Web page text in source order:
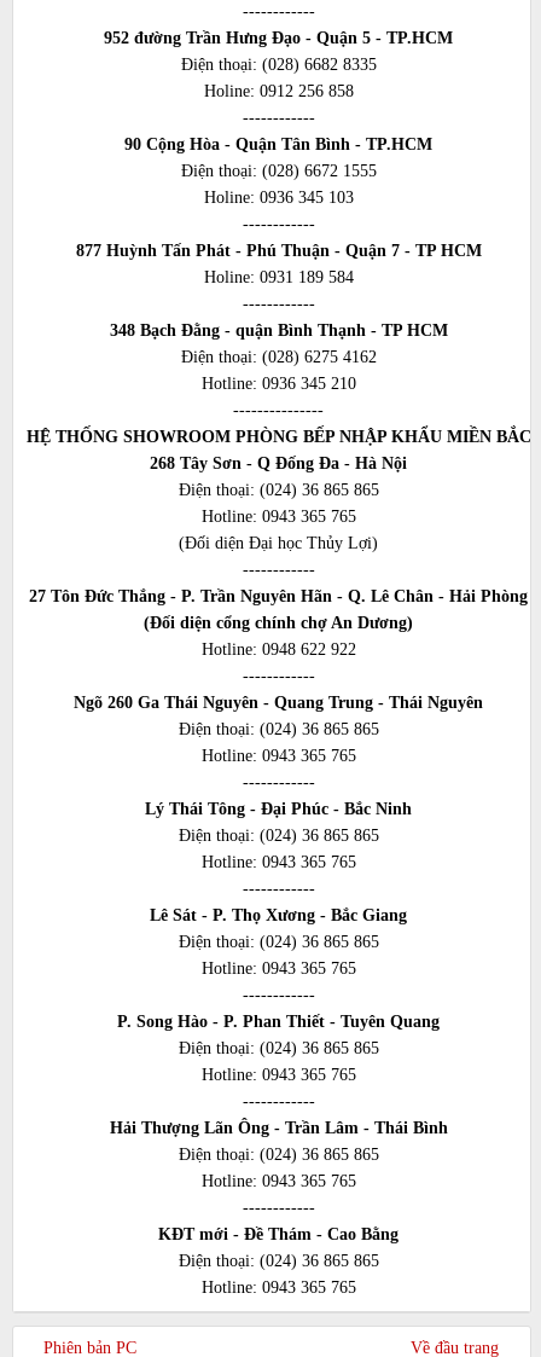
------------
952 đường Trần Hưng Đạo - Quận 5 - TP.HCM
Điện thoại: (028) 6682 8335
Holine: 0912 256 858
------------
90 Cộng Hòa - Quận Tân Bình - TP.HCM
Điện thoại: (028) 6672 1555
Holine: 0936 345 103
------------
877 Huỳnh Tấn Phát - Phú Thuận - Quận 7 - TP HCM
Holine: 0931 189 584
------------
348 Bạch Đằng - quận Bình Thạnh - TP HCM
Điện thoại: (028) 6275 4162
Hotline: 0936 345 210
---------------
HỆ THỐNG SHOWROOM PHÒNG BẾP NHẬP KHẨU MIỀN BẮC
268 Tây Sơn - Q Đống Đa - Hà Nội
Điện thoại: (024) 36 865 865
Hotline: 0943 365 765
(Đối diện Đại học Thủy Lợi)
------------
27 Tôn Đức Thắng - P. Trần Nguyên Hãn - Q. Lê Chân - Hải Phòng
(Đối diện cổng chính chợ An Dương)
Hotline: 0948 622 922
------------
Ngõ 260 Ga Thái Nguyên - Quang Trung - Thái Nguyên
Điện thoại: (024) 36 865 865
Hotline: 0943 365 765
------------
Lý Thái Tông - Đại Phúc - Bắc Ninh
Điện thoại: (024) 36 865 865
Hotline: 0943 365 765
------------
Lê Sát - P. Thọ Xương - Bắc Giang
Điện thoại: (024) 36 865 865
Hotline: 0943 365 765
------------
P. Song Hào - P. Phan Thiết - Tuyên Quang
Điện thoại: (024) 36 865 865
Hotline: 0943 365 765
------------
Hải Thượng Lãn Ông - Trần Lâm - Thái Bình
Điện thoại: (024) 36 865 865
Hotline: 0943 365 765
------------
KĐT mới - Đề Thám - Cao Bằng
Điện thoại: (024) 36 865 865
Hotline: 0943 365 765
Phiên bản PC Về đầu trang